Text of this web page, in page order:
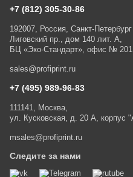
+7 (812) 305-30-86
192007, Россия, Санкт-Петербург
Лиговский пр., дом 140 лит. А,
БЦ «Эко-Стандарт», офис № 201
sales@profiprint.ru
+7 (495) 989-96-83
111141, Москва,
ул. Кусковская, д. 20 А, корпус
msales@profiprint.ru
Следите за нами